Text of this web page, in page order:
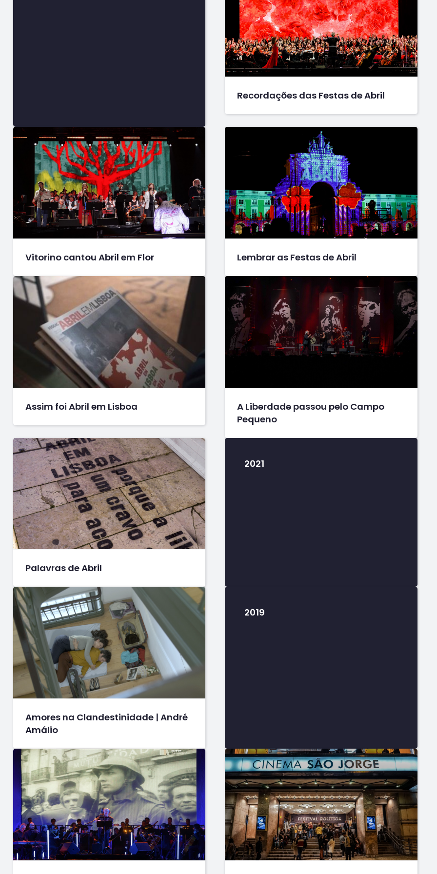
Recordações das Festas de Abril
Vitorino cantou Abril em Flor Lembrar as Festas de Abril
Assim foi Abril em Lisboa
A Liberdade passou pelo Campo
Pequeno
Palavras de Abril
2021
Amores na Clandestinidade | André
Amálio
2019